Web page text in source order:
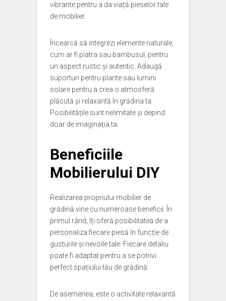
vibrante pentru a da viață pieselor tale
de mobilier.
Încearcă să integrezi elemente naturale,
cum ar fi piatra sau bambusul, pentru
un aspect rustic și autentic. Adaugă
suporturi pentru plante sau lumini
solare pentru a crea o atmosferă
plăcută și relaxantă în grădina ta.
Posibilitățile sunt nelimitate și depind
doar de imaginația ta.
Beneficiile
Mobilierului DIY
Realizarea propriului mobilier de
grădină vine cu numeroase beneficii. În
primul rând, îți oferă posibilitatea de a
personaliza fiecare piesă în funcție de
gusturile și nevoile tale. Fiecare detaliu
poate fi adaptat pentru a se potrivi
perfect spațiului tău de grădină.
De asemenea, este o activitate relaxantă